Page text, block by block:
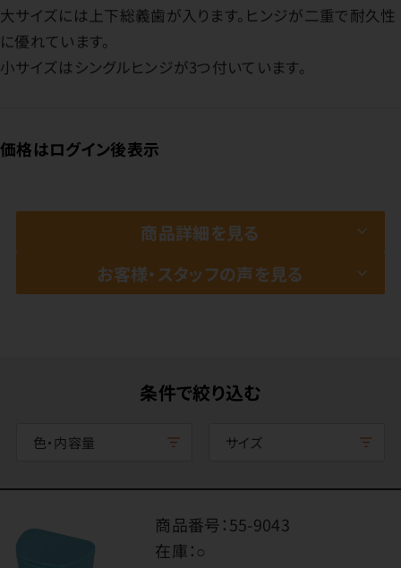
大サイズには上下総義歯が入ります。ヒンジが二重で耐久性
に優れています。
小サイズはシングルヒンジが3つ付いています。
価格はログイン後表示
商品詳細を見る
お客様・スタッフの声を見る
条件で絞り込む
色・内容量 サイズ
商品番号：55-9043
在庫：○